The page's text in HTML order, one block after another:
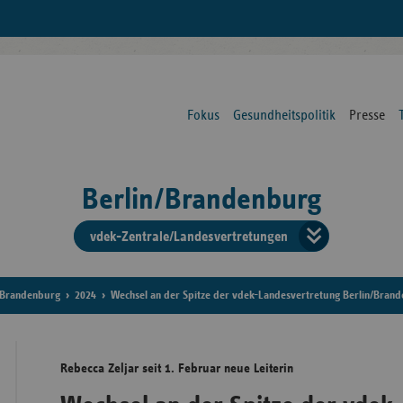
Fokus Gesundheitspolitik Presse
Berlin/Brandenburg
vdek-Zentrale/Landesvertretungen
der
Brandenburg 2024 Wechsel an der Spitze der vdek-Landesvertretung Berlin/
Rebecca Zeljar seit 1. Februar neue Leiterin